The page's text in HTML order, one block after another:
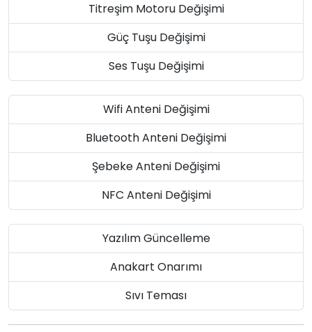
Titreşim Motoru Değişimi
Güç Tuşu Değişimi
Ses Tuşu Değişimi
Wifi Anteni Değişimi
Bluetooth Anteni Değişimi
Şebeke Anteni Değişimi
NFC Anteni Değişimi
Yazılım Güncelleme
Anakart Onarımı
Sıvı Teması